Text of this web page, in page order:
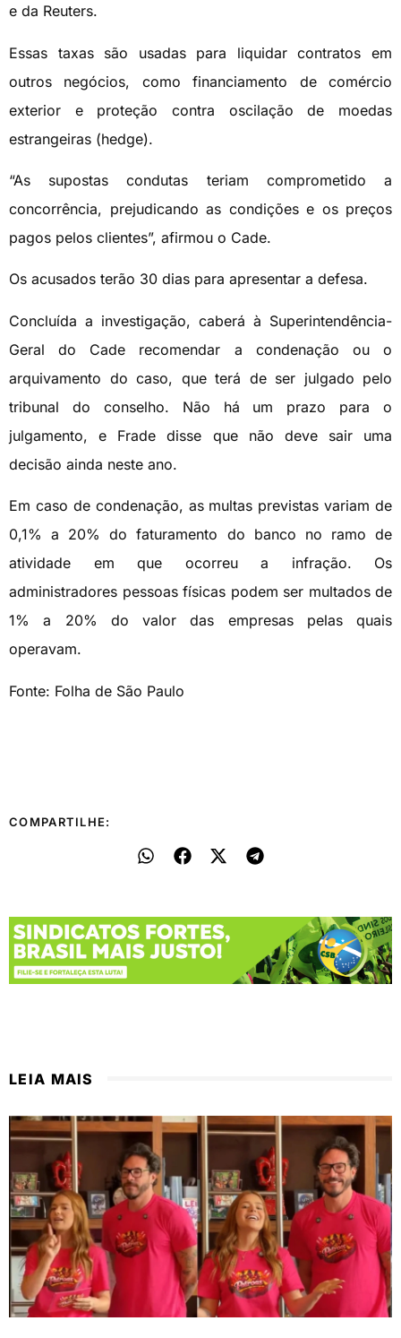
e da Reuters.
Essas taxas são usadas para liquidar contratos em
outros negócios, como financiamento de comércio
exterior e proteção contra oscilação de moedas
estrangeiras (hedge).
“As supostas condutas teriam comprometido a
concorrência, prejudicando as condições e os preços
pagos pelos clientes”, afirmou o Cade.
Os acusados terão 30 dias para apresentar a defesa.
Concluída a investigação, caberá à Superintendência-
Geral do Cade recomendar a condenação ou o
arquivamento do caso, que terá de ser julgado pelo
tribunal do conselho. Não há um prazo para o
julgamento, e Frade disse que não deve sair uma
decisão ainda neste ano.
Em caso de condenação, as multas previstas variam de
0,1% a 20% do faturamento do banco no ramo de
atividade em que ocorreu a infração. Os
administradores pessoas físicas podem ser multados de
1% a 20% do valor das empresas pelas quais
operavam.
Fonte: Folha de São Paulo
COMPARTILHE:
LEIA MAIS